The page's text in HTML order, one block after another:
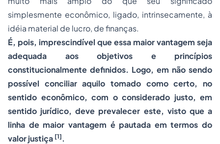
simplesmente econômico, ligado, intrinsecamente, à
idéia material de lucro, de finanças.
É, pois, imprescindível que essa maior vantagem seja
adequada aos objetivos e princípios
constitucionalmente definidos. Logo, em não sendo
possível conciliar aquilo tomado comocerto,
no
sentido econômico, com o considerado justo, em
sentido jurídico, deve prevalecer este, visto que a
linha de maior vantagem é pautada em termos do
valor justiça [1] .